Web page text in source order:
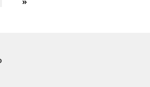
Activity Diagrams